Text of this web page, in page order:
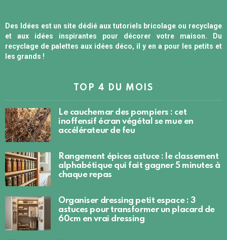
Des Idées est un site dédié aux tutoriels bricolage ou recyclage
et aux idées inspirantes pour décorer votre maison. Du
recyclage de palettes aux idées déco, il y en a pour les petits et
les grands !
TOP 4 DU MOIS
Le cauchemar des pompiers : cet
inoffensif écran végétal se mue en
accélérateur de feu
Rangement épices astuce : le classement
alphabétique qui fait gagner 5 minutes à
chaque repas
Organiser dressing petit espace : 3
astuces pour transformer un placard de
60cm en vrai dressing